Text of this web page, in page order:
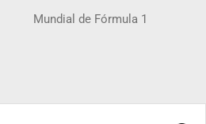
Mundial de Fórmula 1